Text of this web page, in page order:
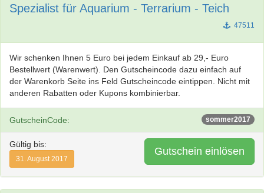
Spezialist für Aquarium - Terrarium - Teich
47511
Wir schenken Ihnen 5 Euro bei jedem Einkauf ab 29,- Euro
Bestellwert (Warenwert). Den Gutscheincode dazu einfach auf
der Warenkorb Seite ins Feld Gutscheincode eintippen. Nicht mit
anderen Rabatten oder Kupons kombinierbar.
GutscheinCode: sommer2017
Gültig bis:
31. August 2017
Gutschein einlösen